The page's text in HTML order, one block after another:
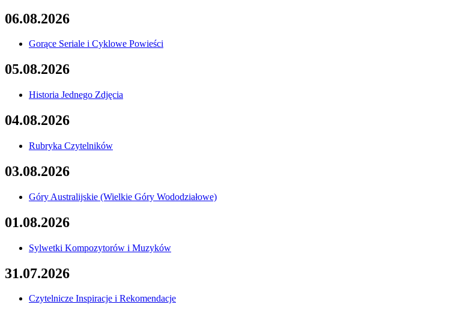
06.08.2026
Gorące Seriale i Cyklowe Powieści
05.08.2026
Historia Jednego Zdjęcia
04.08.2026
Rubryka Czytelników
03.08.2026
Góry Australijskie (Wielkie Góry Wododziałowe)
01.08.2026
Sylwetki Kompozytorów i Muzyków
31.07.2026
Czytelnicze Inspiracje i Rekomendacje